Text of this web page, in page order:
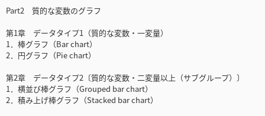
Part2 質的な変数のグラフ
第1章 データタイプ1（質的な変数・一変量）
1．棒グラフ（Bar chart）
2．円グラフ（Pie chart）
第2章 データタイプ2〔質的な変数・二変量以上（サブグループ）〕
1．横並び棒グラフ（Grouped bar chart）
2．積み上げ棒グラフ（Stacked bar chart）